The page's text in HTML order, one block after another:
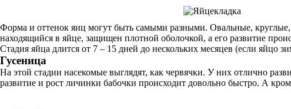
Форма и оттенок яиц могут быть самыми разными. Овальные,
находящийся в яйце, защищен плотной оболочкой, а его развитие
Стадия яйца длится от 7 – 15 дней до нескольких месяцев (если яйцо
Гусеница
На этой стадии насекомые выглядят, как червячки. У них отлично
развитие и рост личинки бабочки происходит довольно быстро. А